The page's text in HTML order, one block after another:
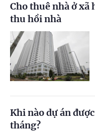
Cho thuê nhà ở xã
thu hồi nhà
Khi nào dự án
tháng?